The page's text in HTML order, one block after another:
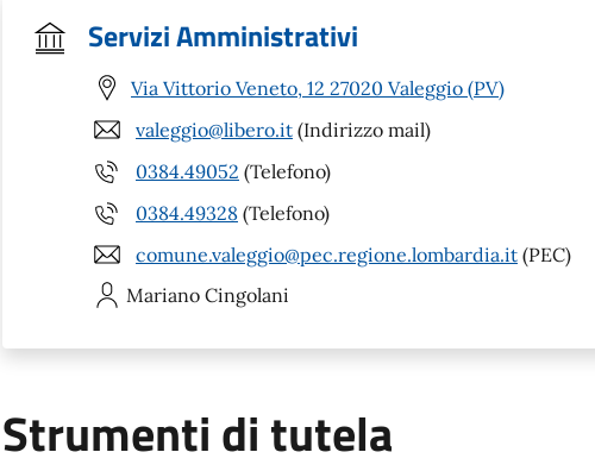
Servizi Amministrativi
Via Vittorio Veneto, 12 27020 Valeggio (PV)
valeggio@libero.it (Indirizzo mail)
0384.49052 (Telefono)
0384.49328 (Telefono)
comune.valeggio@pec.regione.lombardia.it (PEC)
Mariano Cingolani
Strumenti di tutela